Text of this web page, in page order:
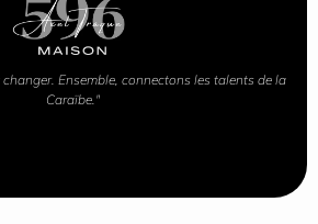
Ensemble, connectons les talents de la
Caraïbe."